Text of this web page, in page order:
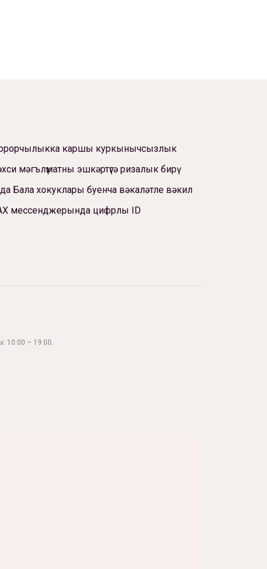
каршы куркынычсызлык
мәгълүматны эшкәртүгә ризалык бирү
Бала хокуклары буенча вәкаләтле вәкил
мессенджерында цифрлы ID
10:00 – 19:00.